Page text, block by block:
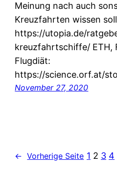
Meinung nach auch
Kreuzfahrten wissen
https://utopia.de/
kreuzfahrtschiffe/ ETH,
Flugdiät:
https://science.orf.at/
November 27, 2020
← Vorherige Seite 1 2 3 4